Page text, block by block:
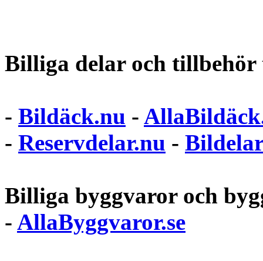
Billiga delar och
- Bildäck.nu -
- Reservdelar.nu - Bildelar
Billiga byggvaror och
- AllaByggvaror.se